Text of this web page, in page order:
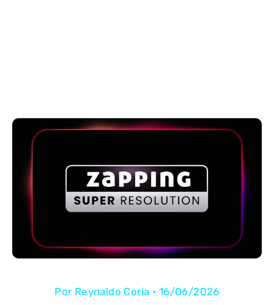
Por Reynaldo Coria • 16/06/2026